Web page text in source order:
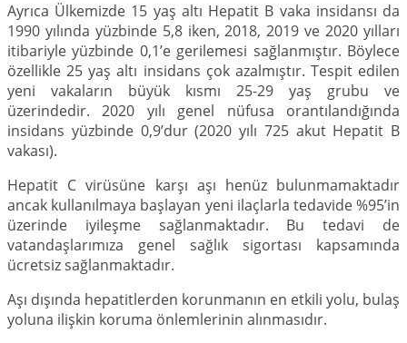
Ayrıca Ülkemizde 15 yaş altı Hepatit B vaka insidansı da
1990 yılında yüzbinde 5,8 iken, 2018, 2019 ve 2020 yılları
itibariyle yüzbinde 0,1’e gerilemesi sağlanmıştır. Böylece
özellikle 25 yaş altı insidans çok azalmıştır. Tespit edilen
yeni vakaların büyük kısmı 25-29 yaş grubu ve
üzerindedir. 2020 yılı genel nüfusa orantılandığında
insidans yüzbinde 0,9’dur (2020 yılı 725 akut Hepatit B
vakası).
Hepatit C virüsüne karşı aşı henüz bulunmamaktadır
ancak kullanılmaya başlayan yeni ilaçlarla tedavide %95’in
üzerinde iyileşme sağlanmaktadır. Bu tedavi de
vatandaşlarımıza genel sağlık sigortası kapsamında
ücretsiz sağlanmaktadır.
Aşı dışında hepatitlerden korunmanın en etkili yolu, bulaş
yoluna ilişkin koruma önlemlerinin alınmasıdır.